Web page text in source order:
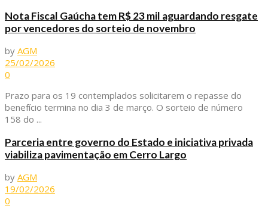
Nota Fiscal Gaúcha tem R$ 23 mil aguardando resgate
por vencedores do sorteio de novembro
by AGM
25/02/2026
0
Prazo para os 19 contemplados solicitarem o repasse do
benefício termina no dia 3 de março. O sorteio de número
158 do ...
Parceria entre governo do Estado e iniciativa privada
viabiliza pavimentação em Cerro Largo
by AGM
19/02/2026
0